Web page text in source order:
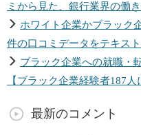
ミから見た、銀行業界の働
ホワイト企業かブラック
件の口コミデータをテキス
ブラック企業への就職・
【ブラック企業経験者187人
最新のコメント